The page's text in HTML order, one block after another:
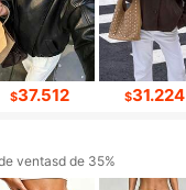
$37.512 $31.224
ventasd de 35%
de seguidores de 430%